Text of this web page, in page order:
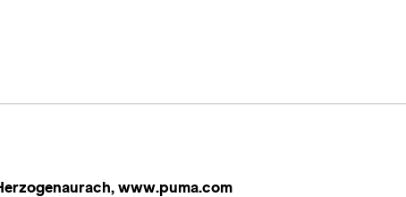
www.puma.com